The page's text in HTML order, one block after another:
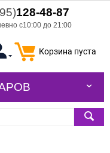
128-48-87
с10:00 до 21:00
Корзина пуста